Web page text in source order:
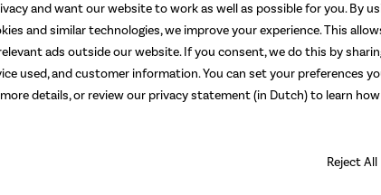
van je e-bike in de
wordt met -5 op de buitenthermostaat.
fiets springt, maar geef je accu ook de juiste
minder kilometers kan fietsen met een volle accu?
and want our website to work as well as possible for you. By
and similar technologies, we improve your experience. This
ads outside our website. If you consent, we do this by
used, and customer information. You can set your preferences
details, or review our privacy statement (in Dutch) to learn
Reject All